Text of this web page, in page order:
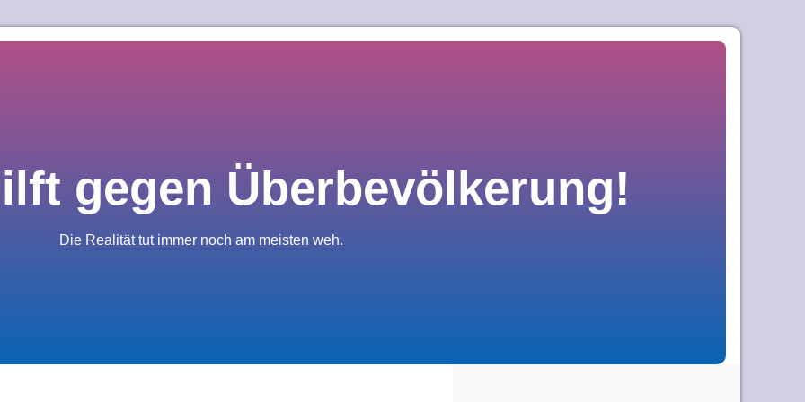
gegen Überbevölkerung!
Die Realität tut immer noch am meisten weh.